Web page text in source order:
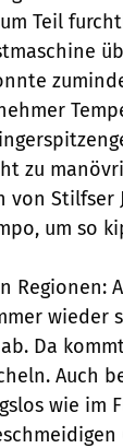
Teil
zu
Stilfser
um so
Regionen:
Da
Auch
wie im